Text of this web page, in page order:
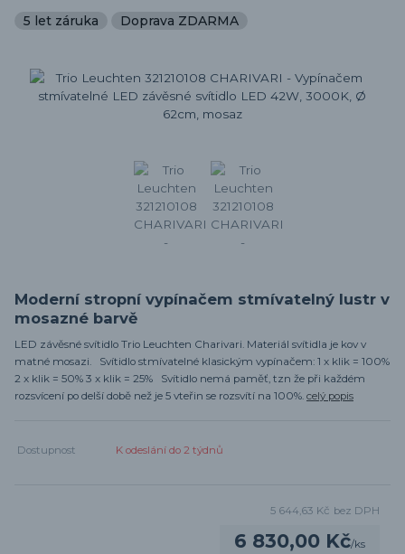
5 let záruka Doprava ZDARMA
Moderní stropní vypínačem stmívatelný lustr v
mosazné barvě
LED závěsné svítidlo Trio Leuchten Charivari. Materiál svítidla je kov v
matné mosazi. Svítidlo stmívatelné klasickým vypínačem: 1 x klik = 100%
2 x klik = 50% 3 x klik = 25% Svítidlo nemá paměť, tzn že při každém
rozsvícení po delší době než je 5 vteřin se rozsvítí na 100%. celý popis
Dostupnost K odeslání do 2 týdnů
6 830,00 Kč/ks
5 644,63 Kč bez DPH